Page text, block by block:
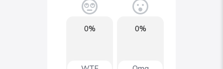
0%
0%